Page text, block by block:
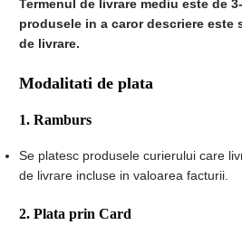
Termenul de livrare mediu este de
produsele in a caror descriere este
de livrare.
Modalitati de plata
1. Ramburs
Se platesc produsele curierului care
de livrare incluse in valoarea facturii.
2. Plata prin Card